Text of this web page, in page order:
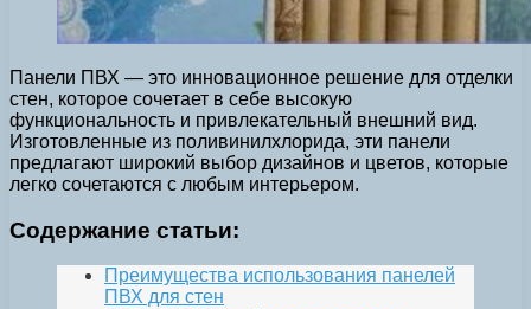
Панели ПВХ — это инновационное решение для отделки
стен, которое сочетает в себе высокую
функциональность и привлекательный внешний вид.
Изготовленные из поливинилхлорида, эти панели
предлагают широкий выбор дизайнов и цветов, которые
легко сочетаются с любым интерьером.
Содержание статьи:
Преимущества использования панелей
ПВХ для стен